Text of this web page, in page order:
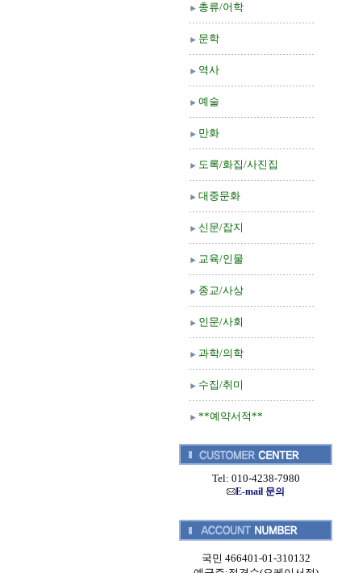
총류/어학
문학
역사
예술
만화
도록/화집/사진집
대중문화
신문/잡지
교육/인물
종교/사상
인문/사회
과학/의학
수집/취미
**예약서적**
Tel: 010-4238-7980
E-mail 문의
국민 466401-01-310132